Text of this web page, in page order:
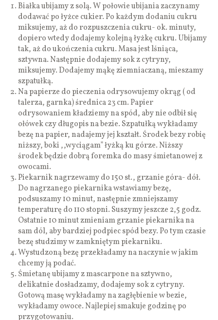
Białka ubijamy z solą. W połowie ubijania zaczynamy
dodawać po łyżce cukier. Po każdym dodaniu cukru
miksujemy, aż do rozpuszczenia cukru- ok. minuty,
dopiero wtedy dodajemy kolejną łyżkę cukru. Ubijamy
tak, aż do ukończenia cukru. Masa jest lśniąca,
sztywna. Następnie dodajemy sok z cytryny,
miksujemy. Dodajemy mąkę ziemniaczaną, mieszamy
szpatułką.
Na papierze do pieczenia odrysowujemy okrąg ( od
talerza, garnka) średnica 23 cm. Papier
odrysowaniem kładziemy na spód, aby nie odbił się
ołówek czy długopis na bezie. Szpatułką wykładamy
bezę na papier, nadajemy jej kształt. Środek bezy robię
niższy, boki ,,wyciągam” łyżką ku górze. Niższy
środek będzie dobrą foremka do masy śmietanowej z
owocami.
Piekarnik nagrzewamy do 150 st., grzanie góra- dół.
Do nagrzanego piekarnika wstawiamy bezę,
podsuszamy 10 minut, następnie zmniejszamy
temperaturę do 110 stopni. Suszymy jeszcze 2,5 godz.
Ostatnie 10 minut zmieniam grzanie piekarnika na
sam dól, aby bardziej podpiec spód bezy. Po tym czasie
bezę studzimy w zamkniętym piekarniku.
Wystudzoną bezę przekładamy na naczynie w jakim
chcemy ją podać.
Śmietanę ubijamy z mascarpone na sztywno,
delikatnie dosładzamy, dodajemy sok z cytryny.
Gotową masę wykładamy na zagłębienie w bezie,
wykładamy owoce. Najlepiej smakuje godzinę po
przygotowaniu.